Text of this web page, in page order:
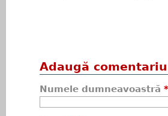
Adaugă
Numele dumneavoastră *